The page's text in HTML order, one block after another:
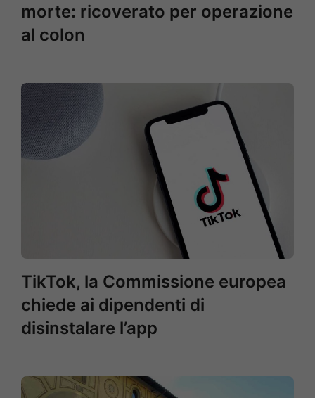
morte: ricoverato per operazione
al colon
TikTok, la Commissione europea
chiede ai dipendenti di
disinstalare l’app